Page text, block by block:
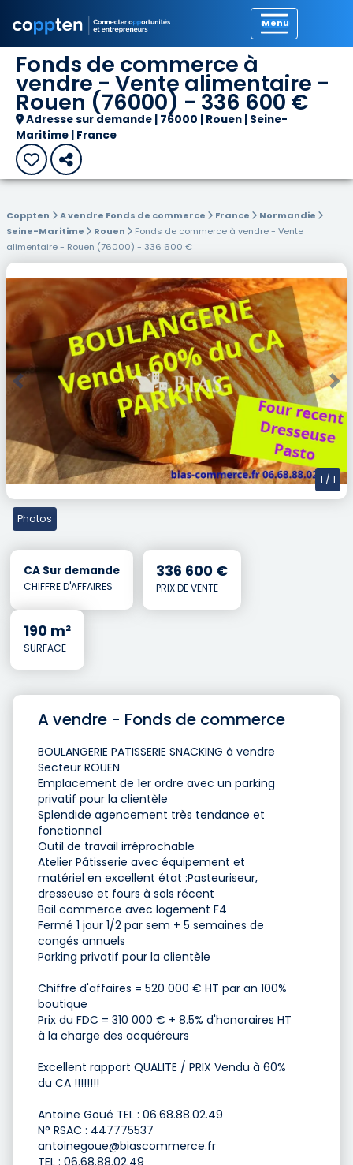
Fonds de commerce à
vendre - Vente alimentaire -
Rouen (76000) - 336 600 €
Adresse sur demande | 76000 | Rouen | Seine-
Maritime | France
Coppten A vendre Fonds de commerce France
Normandie
Seine-Maritime
Rouen
Fonds de commerce à vendre - Vente
alimentaire - Rouen (76000) - 336 600 €
Previous
1 / 1
Photos
CA Sur demande
CHIFFRE D'AFFAIRES
336 600 €
PRIX DE VENTE
190 m²
SURFACE
A vendre - Fonds de commerce
BOULANGERIE PATISSERIE SNACKING à vendre
Secteur ROUEN
Emplacement de 1er ordre avec un parking
privatif pour la clientèle
Splendide agencement très tendance et
fonctionnel
Outil de travail irréprochable
Atelier Pâtisserie avec équipement et
matériel en excellent état :Pasteuriseur,
dresseuse et fours à sols récent
Bail commerce avec logement F4
Fermé 1 jour 1/2 par sem + 5 semaines de
congés annuels
Parking privatif pour la clientèle
Chiffre d'affaires = 520 000 € HT par an 100%
boutique
Prix du FDC = 310 000 € + 8.5% d'honoraires HT
à la charge des acquéreurs
Excellent rapport QUALITE / PRIX Vendu à 60%
du CA !!!!!!!!
Antoine Goué TEL : 06.68.88.02.49
N° RSAC : 447775537
antoinegoue@biascommerce.fr
TEL : 06.68.88.02.49